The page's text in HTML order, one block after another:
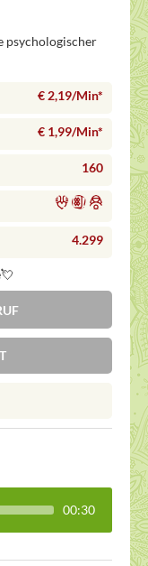
psychologischer
€ 2,19/Min*
€ 1,99/Min*
160
4.299
00:30